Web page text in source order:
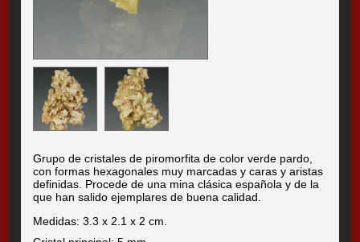
Grupo de cristales de piromorfita de color verde pardo,
con formas hexagonales muy marcadas y caras y aristas
definidas. Procede de una mina clásica española y de la
que han salido ejemplares de buena calidad.
Medidas: 3.3 x 2.1 x 2 cm.